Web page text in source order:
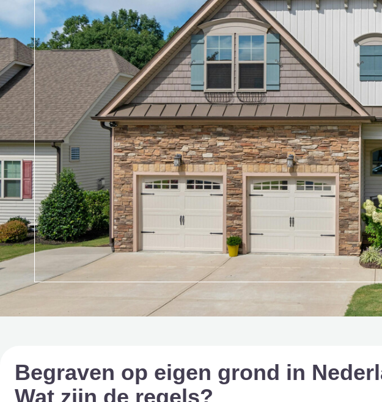
Begraven op eigen grond in
Wat zijn de regels?